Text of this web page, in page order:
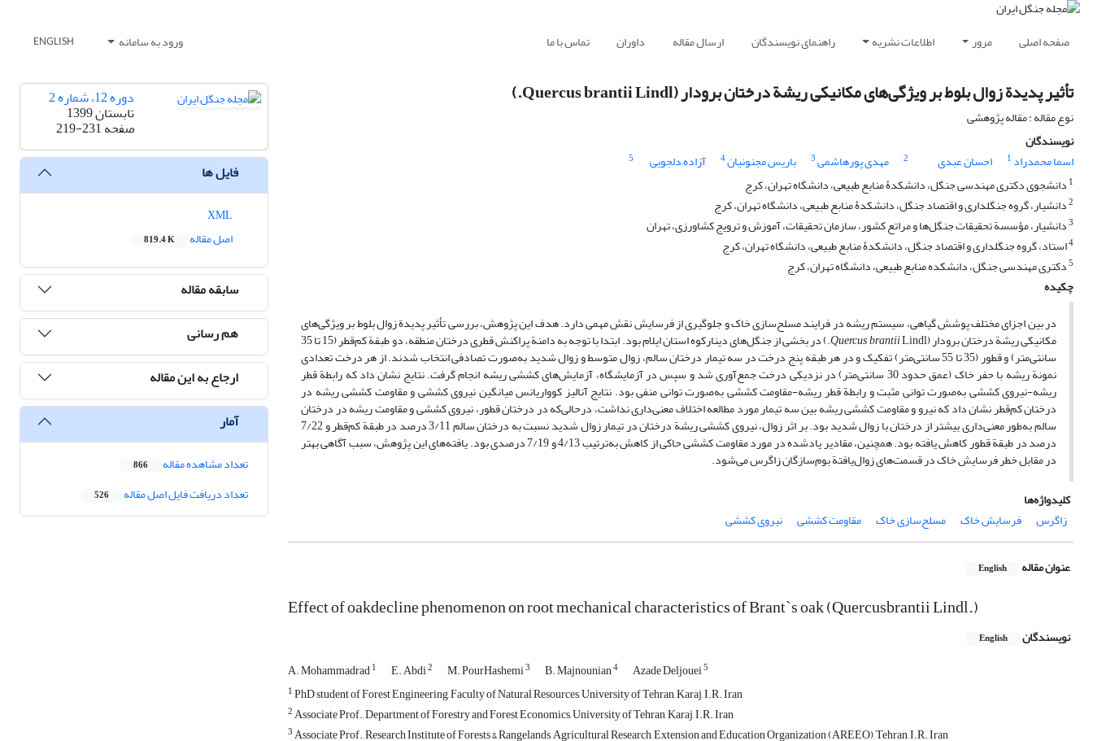
صفحه اصلی مرور اطلاعات نشریه راهنمای نویسندگان ارسال مقاله داوران تماس با ما ورود به سامانه ENGLISH
تأثیر پدیدة زوال بلوط بر ویژگی‌های مکانیکی ریشة درختان برودار (Quercus brantii Lindl.)
نوع مقاله : مقاله پژوهشی
نویسندگان
اسما محمدراد 1 احسان عبدی 2 مهدی پورهاشمی3 باریس مجنونیان4 آزاده دلجویی
5
1 دانشجوی دکتری مهندسی جنگل، دانشکدۀ منابع طبیعی، دانشگاه تهران، کرج
2دانشیار، گروه جنگلداری و اقتصاد جنگل، دانشکدۀ منابع طبیعی، دانشگاه تهران، کرج
3دانشیار، مؤسسة تحقیقات جنگل‌ها و مراتع کشور، سازمان تحقیقات، آموزش و ترویج کشاورزی، تهران
4استاد، گروه جنگلداری و اقتصاد جنگل، دانشکدۀ منابع طبیعی، دانشگاه تهران، کرج
5دکتری مهندسی جنگل، دانشکده منابع طبیعی، دانشگاه تهران، کرج
چکیده
در بین اجزای مختلف پوشش گیاهی، سیستم ریشه در فرایند مسلح‌سازی خاک و جلوگیری از فرسایش نقش مهمی دارد. هدف این پژوهش، بررسی تأثیر پدیدة زوال بلوط بر ویژگی‌های
مکانیکی ریشة درختان برودار ( Quercus brantii Lindl.) در بخشی از جنگل‌های دینارکوه استان ایلام بود. ابتدا با توجه به دامنة پراکنش قطری درختان منطقه، دو طبقة کم‌قطر (15 تا 35
سانتی‌متر) و قطور (35 تا 55 سانتی‌متر) تفکیک و در هر طبقه پنج درخت در سه تیمار درختان سالم، زوال متوسط و زوال شدید به‌صورت تصادفی انتخاب شدند. از هر درخت تعدادی
نمونة ریشه با حفر خاک (عمق حدود 30 سانتی‌متر) در نزدیکی درخت جمع‌آوری شد و سپس در آزمایشگاه، آزمایش‌های کششی ریشه انجام گرفت. نتایج نشان داد که رابطة قطر
ریشه-نیروی کششی به‌صورت توانی مثبت و رابطة قطر ریشه-مقاومت کششی به‌صورت توانی منفی بود. نتایج آنالیز کوواریانس میانگین نیروی کششی و مقاومت کششی ریشه در
درختان کم‌قطر نشان داد که نیرو و مقاومت کششی ریشه بین سه تیمار مورد مطالعه اختلاف معنی‌داری نداشت، درحالی‌که در درختان قطور، نیروی کششی و مقاومت ریشه در درختان
سالم به‌طور معنی‌داری بیشتر از درختان با زوال شدید بود. بر اثر زوال، نیروی کششی ریشة درختان در تیمار زوال شدید نسبت به درختان سالم 3/11 درصد در طبقة کم‌قطر و 7/22
درصد در طبقة قطور کاهش یافته بود. همچنین، مقادیر یادشده در مورد مقاومت کششی حاکی از کاهش به‌ترتیب 4/13 و 7/19 درصدی بود. یافته‌های این پژوهش، سبب آگاهی بهتر
در مقابل خطر فرسایش خاک در قسمت‌های زوال‌یافتة بوم‌سازگان زاگرس می‌شود.
کلیدواژه‌ها
زاگرس
فرسایش خاک مسلح‌سازی خاک مقاومت کششی نیروی کششی
عنوان مقاله English
Effect of oakdecline phenomenon on root mechanical characteristics of Brant`s oak (Quercusbrantii Lindl.)
نویسندگان English
A. Mohammadrad1 E. Abdi2 M. PourHashemi3 B. Majnounian4 Azade Deljouei5
1PhD student of Forest Engineering, Faculty of Natural Resources, University of Tehran, Karaj, I.R. Iran
2Associate Prof., Department of Forestry and Forest Economics, University of Tehran, Karaj, I.R. Iran
3Associate Prof., Research Institute of Forests & Rangelands, Agricultural Research, Extension and Education Organization (AREEO), Tehran, I.R. Iran
دوره 12، شماره 2
تابستان 1399
صفحه219-231
فایل ها
اصل مقاله
819.4 K
سابقه مقاله
هم رسانی
ارجاع به این مقاله
آمار
تعداد مشاهده مقاله 866
تعداد دریافت فایل اصل مقاله 526